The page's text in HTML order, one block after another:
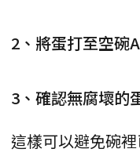
2、將蛋打至空碗
3、確認無腐壞的
這樣可以避免碗